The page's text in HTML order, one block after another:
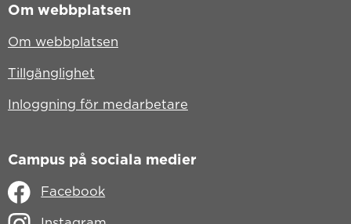
Om webbplatsen
Om webbplatsen
Tillgänglighet
Inloggning för medarbetare
Campus på sociala medier
Facebook